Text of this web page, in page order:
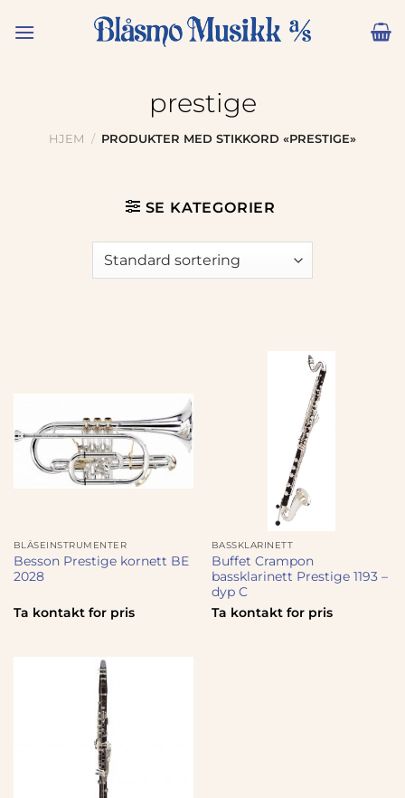
prestige
HJEM / PRODUKTER MED STIKKORD «PRESTIGE»
SE KATEGORIER
BLÅSEINSTRUMENTER
Besson Prestige kornett BE
2028
Ta kontakt for pris
BASSKLARINETT
Buffet Crampon
bassklarinett Prestige 1193 –
dyp C
Ta kontakt for pris